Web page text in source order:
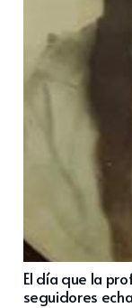
El día que la
seguidores